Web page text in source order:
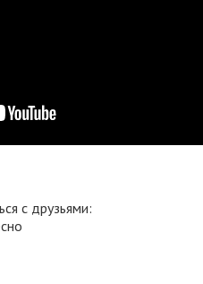
с друзьями: